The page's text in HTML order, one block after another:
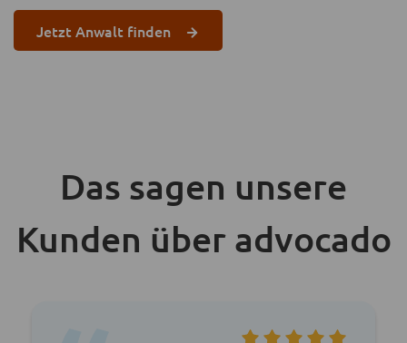
Jetzt Anwalt finden
Das sagen unsere
Kunden über advocado